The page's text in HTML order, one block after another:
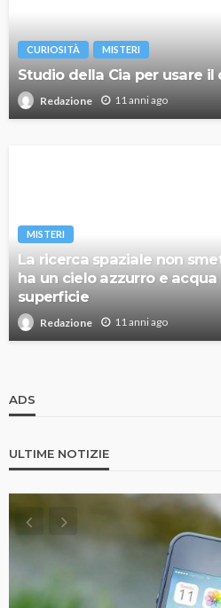
CURIOSITÀ MISTERI
Studio della Cia per usare
Redazione 11 anni ago
MISTERI
La ricerca spaziale non
ha un cielo azzurro e
superficie
Redazione 11 anni ago
ADS
ULTIME NOTIZIE